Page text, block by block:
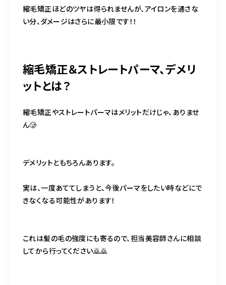
縮毛矯正ほどのツヤは得られませんが、アイロンを通さな
い分、ダメージはさらに最小限です！！
縮毛矯正＆ストレートパーマ、デメリ
ットとは？
縮毛矯正やストレートパーマはメリットだけじゃ、ありませ
ん🥲
デメリットともちろんあります。
実は、一度あててしまうと、今後パーマをしたい時などにで
きなくなる可能性があります！
これは髪の毛の強度にも寄るので、担当美容師さんに相談
してから行ってください🙇🙇